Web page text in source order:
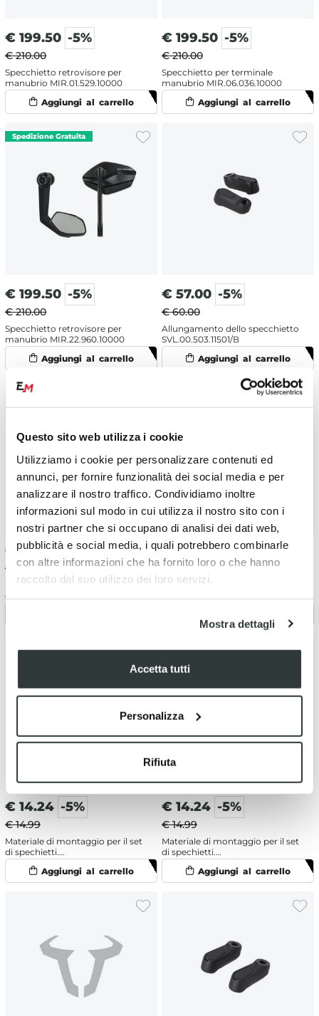
Questo sito web utilizza i cookie
Utilizziamo i cookie per personalizzare contenuti ed
annunci, per fornire funzionalità dei social media e per
analizzare il nostro traffico. Condividiamo inoltre
informazioni sul modo in cui utilizza il nostro sito con i
nostri partner che si occupano di analisi dei dati web,
pubblicità e social media, i quali potrebbero combinarle
con altre informazioni che ha fornito loro o che hanno
raccolto dal suo utilizzo dei loro servizi.
Mostra dettagli
Accetta tutti
Personalizza
Rifiuta
€ 199.50 -5%
€ 210.00
Specchietto retrovisore per
manubrio MIR.01.529.10000
€ 199.50 -5%
€ 210.00
Specchietto per terminale
manubrio MIR.06.036.10000
€ 199.50 -5%
€ 210.00
Specchietto retrovisore per
manubrio MIR.22.960.10000
€ 57.00 -5%
€ 60.00
Allungamento dello specchietto
SVL.00.503.11501/B
€ 14.24 -5%
€ 14.99
Materiale di montaggio per il set
di spechietti.
MIR.00.850.81200/B
€ 14.24 -5%
€ 14.99
Materiale di montaggio per il set
€ 14.24 -5%
€ 14.99
Materiale di montaggio per il set
di spechietti.
MIR.00.850.81400/B
€ 14.24 -5%
€ 14.99
Materiale di montaggio per il set
di spechietti.
MIR.00.850.81700/B